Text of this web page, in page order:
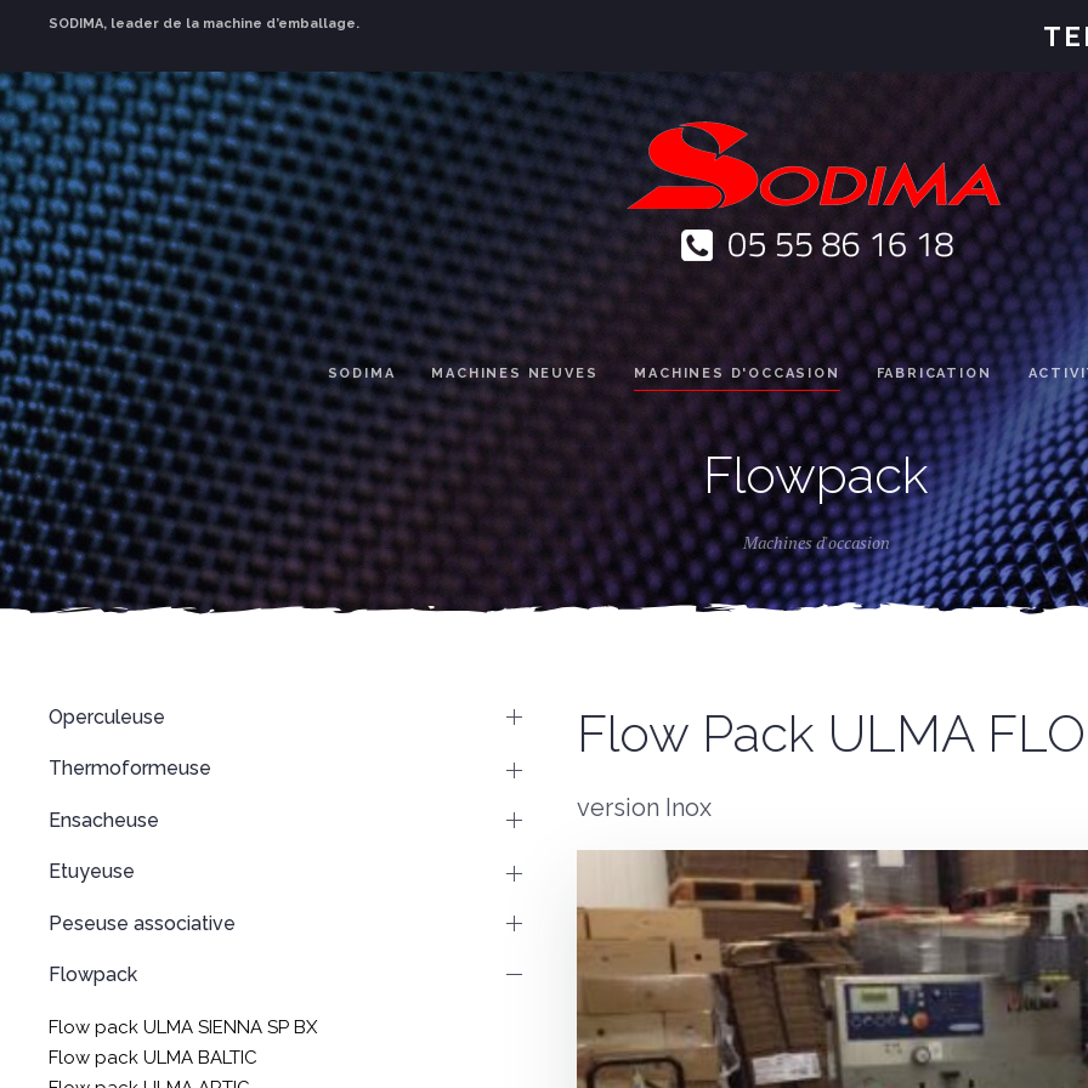
SODIMA, leader de la machine d’emballage.
SODIMA MACHINES NEUVES MACHINES D'OCCASION FABRICATION
Flowpack
Machines d'occasion
Operculeuse
Thermoformeuse
Ensacheuse
Etuyeuse
Peseuse associative
Flowpack
Flow pack ULMA SIENNA SP BX
Flow pack ULMA BALTIC
Flow Pack ULMA
version Inox